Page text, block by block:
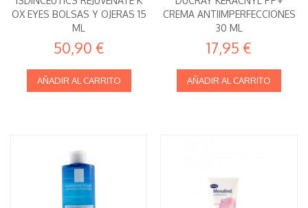
OX EYES BOLSAS Y OJERAS 15
ML
50,90 €
AÑADIR AL CARRITO
CREMA ANTIIMPERFECCIONES
30 ML
17,95 €
AÑADIR AL CARRITO